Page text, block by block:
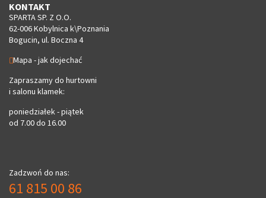
KONTAKT
SPARTA SP. Z O.O.
62-006 Kobylnica k\Poznania
Bogucin, ul. Boczna 4
Mapa - jak dojechać
Zapraszamy do hurtowni
i salonu klamek:
poniedziałek - piątek
od 7.00 do 16.00
Zadzwoń do nas:
61 815 00 86